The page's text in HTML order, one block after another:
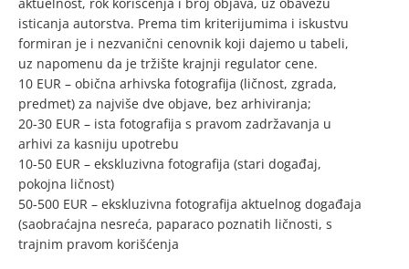
isticanja autorstva. Prema tim kriterijumima i iskustvu
formiran je i nezvanični cenovnik koji dajemo u tabeli,
uz napomenu da je tržište krajnji regulator cene.
10 EUR – obična arhivska fotografija (ličnost, zgrada,
predmet) za najviše dve objave, bez arhiviranja;
20-30 EUR – ista fotografija s pravom zadržavanja u
arhivi za kasniju upotrebu
10-50 EUR – ekskluzivna fotografija (stari događaj,
pokojna ličnost)
50-500 EUR – ekskluzivna fotografija aktuelnog događaja
(saobraćajna nesreća, paparaco poznatih ličnosti, s
trajnim pravom korišćenja